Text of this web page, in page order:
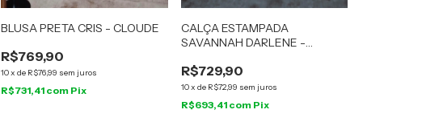
BLUSA PRETA CRIS - CLOUDE
R$769,90
10xde R$76,99 sem juros
R$731,41 com Pix
CALÇA ESTAMPADA
SAVANNAH DARLENE -
R$729,90
10x de R$72,99 sem juros
R$693,41 com Pix